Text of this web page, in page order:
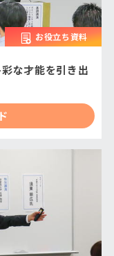
お役立ち資料
彩な才能を引き出